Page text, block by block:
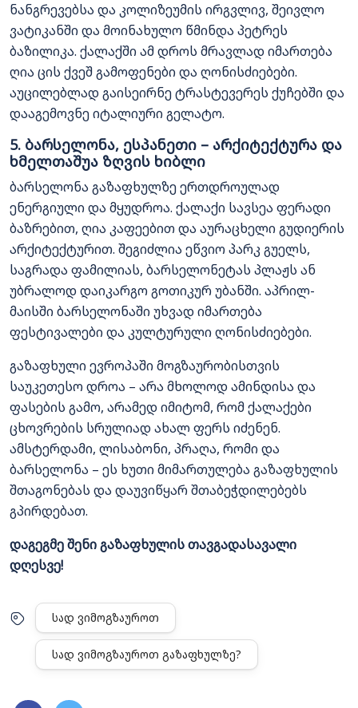
ნანგრევებსა და კოლიზეუმის ირგვლივ, შეივლო
ვატიკანში და მოინახულო წმინდა პეტრეს
ბაზილიკა. ქალაქში ამ დროს მრავლად იმართება
ღია ცის ქვეშ გამოფენები და ღონისძიებები.
აუცილებლად გაისეირნე ტრასტევერეს ქუჩებში და
დააგემოვნე იტალიური გელატო.
5. ბარსელონა, ესპანეთი – არქიტექტურა და
ხმელთაშუა ზღვის ხიბლი
ბარსელონა გაზაფხულზე ერთდროულად
ენერგიული და მყუდროა. ქალაქი სავსეა ფერადი
ბაზრებით, ღია კაფეებით და აურაცხელი გუდიერის
არქიტექტურით. შეგიძლია ეწვიო პარკ გუელს,
საგრადა ფამილიას, ბარსელონეტას პლაჟს ან
უბრალოდ დაიკარგო გოთიკურ უბანში. აპრილ-
მაისში ბარსელონაში უხვად იმართება
ფესტივალები და კულტურული ღონისძიებები.
გაზაფხული ევროპაში მოგზაურობისთვის
საუკეთესო დროა – არა მხოლოდ ამინდისა და
ფასების გამო, არამედ იმიტომ, რომ ქალაქები
ცხოვრების სრულიად ახალ ფერს იძენენ.
ამსტერდამი, ლისაბონი, პრაღა, რომი და
ბარსელონა – ეს ხუთი მიმართულება გაზაფხულის
შთაგონებას და დაუვიწყარ შთაბეჭდილებებს
გპირდებათ.
დაგეგმე შენი გაზაფხულის თავგადასავალი
დღესვე!
ᲡᲐᲓ ᲕᲘᲛᲝᲒᲖᲐᲣᲠᲝᲗ
ᲡᲐᲓ ᲕᲘᲛᲝᲒᲖᲐᲣᲠᲝᲗ ᲒᲐᲖᲐᲤᲮᲣᲚᲖᲔ?